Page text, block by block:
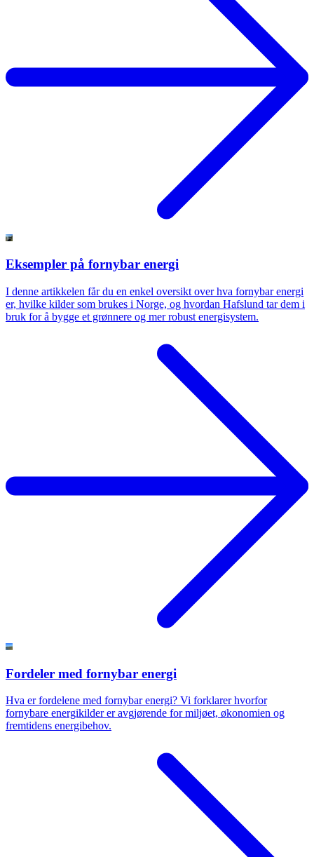
Eksempler på fornybar energi
I denne artikkelen får du en enkel oversikt over hva fornybar energi
er, hvilke kilder som brukes i Norge, og hvordan Hafslund tar dem i
bruk for å bygge et grønnere og mer robust energisystem.
Fordeler med fornybar energi
Hva er fordelene med fornybar energi? Vi forklarer hvorfor
fornybare energikilder er avgjørende for miljøet, økonomien og
fremtidens energibehov.